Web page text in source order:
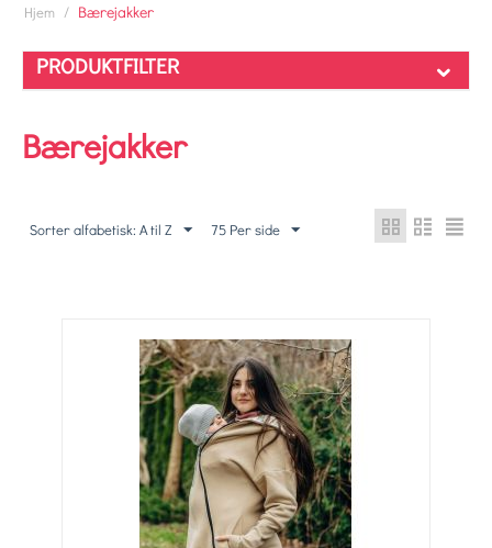
Hjem / Bærejakker
PRODUKTFILTER
Bærejakker
Sorter alfabetisk: A til Z 75 Per side